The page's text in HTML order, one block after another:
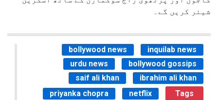
شیئر کریں گے۔
bollywood news
inquilab news
urdu news
bollywood gossips
saif ali khan
ibrahim ali khan
priyanka chopra
netflix Tags